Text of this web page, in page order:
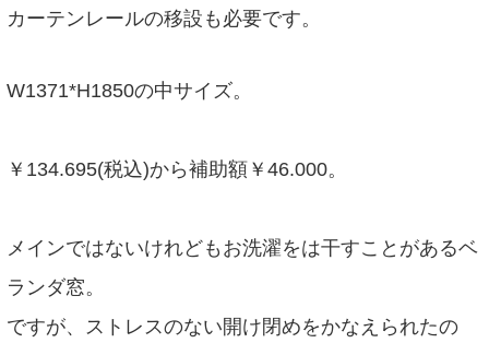
カーテンレールの移設も必要です。
W1371*H1850の中サイズ。
￥134.695(税込)から補助額￥46.000。
メインではないけれどもお洗濯をは干すことがあるベ
ランダ窓。
ですが、ストレスのない開け閉めをかなえられたの